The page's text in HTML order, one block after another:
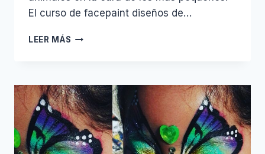
El curso de facepaint diseños de…
LEER MÁS CURSO
ANIMALES